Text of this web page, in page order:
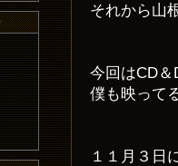
それから山
今回はCD
僕も映って
１１月３日